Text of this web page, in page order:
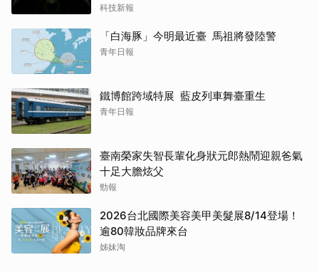
科技新報
「白海豚」今明最近臺 馬祖將發陸警
青年日報
鐵博館跨域特展 藍皮列車舞臺重生
青年日報
臺南榮家失智長輩化身狀元郎熱鬧迎親爸氣
十足大膽炫父
勁報
2026台北國際美容美甲美髮展8/14登場！
逾80韓妝品牌來台
姊妹淘